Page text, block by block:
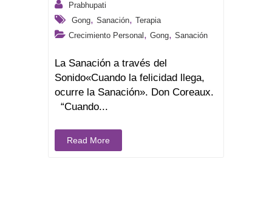
Prabhupati
Gong, Sanación, Terapia
Crecimiento Personal , Gong, Sanación
La Sanación a través del
Sonido«Cuando la felicidad llega,
ocurre la Sanación». Don Coreaux.
“Cuando...
Read More